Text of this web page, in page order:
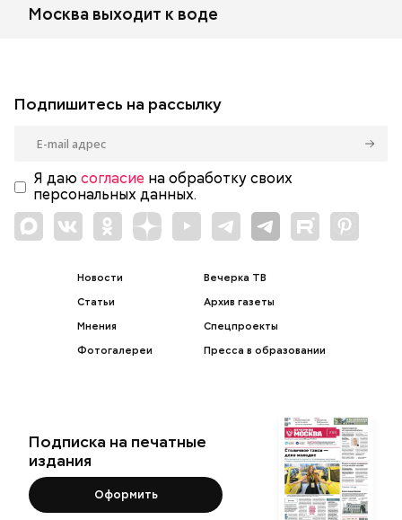
Москва выходит к воде
Подпишитесь на рассылку
Я даю согласие на обработку своих
персональных данных.
Новости
Статьи
Мнения
Фотогалереи
Вечерка ТВ
Архив газеты
Спецпроекты
Пресса в образовании
Подписка на печатные
издания
Оформить